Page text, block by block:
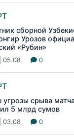
сборной
Урозов
«Рубин»
05.08 0
угрозы срыва
5 млрд сумов
03.08 0